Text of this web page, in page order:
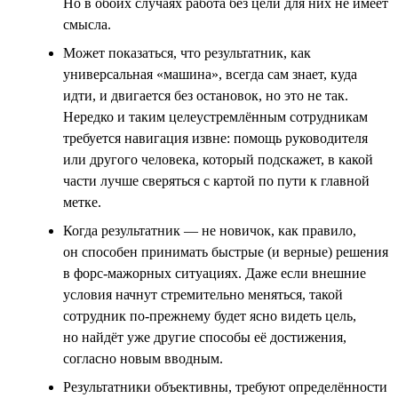
смысла.
Может показаться, что результатник, как
универсальная «машина», всегда сам знает, куда
идти, и двигается без остановок, но это не так.
Нередко и таким целеустремлённым сотрудникам
требуется навигация извне: помощь руководителя
или другого человека, который подскажет, в какой
части лучше сверяться с картой по пути к главной
метке.
Когда результатник — не новичок, как правило,
он способен принимать быстрые (и верные) решения
в форс-мажорных ситуациях. Даже если внешние
условия начнут стремительно меняться, такой
сотрудник по-прежнему будет ясно видеть цель,
но найдёт уже другие способы её достижения,
согласно новым вводным.
Результатники объективны, требуют определённости